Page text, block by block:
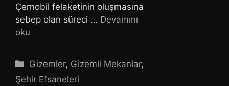
Çernobil felaketinin oluşmasına
sebep olan süreci … Devamını
oku
Kategoriler
Gizemler, Gizemli Mekanlar,
Şehir Efsaneleri